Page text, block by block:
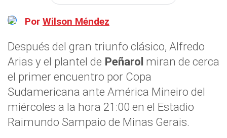
Por Wilson Méndez
Después del gran triunfo clásico, Alfredo
Arias y el plantel de Peñarol miran de cerca
el primer encuentro por Copa
Sudamericana ante América Mineiro del
miércoles a la hora 21:00 en el Estadio
Raimundo Sampaio de Minas Gerais.